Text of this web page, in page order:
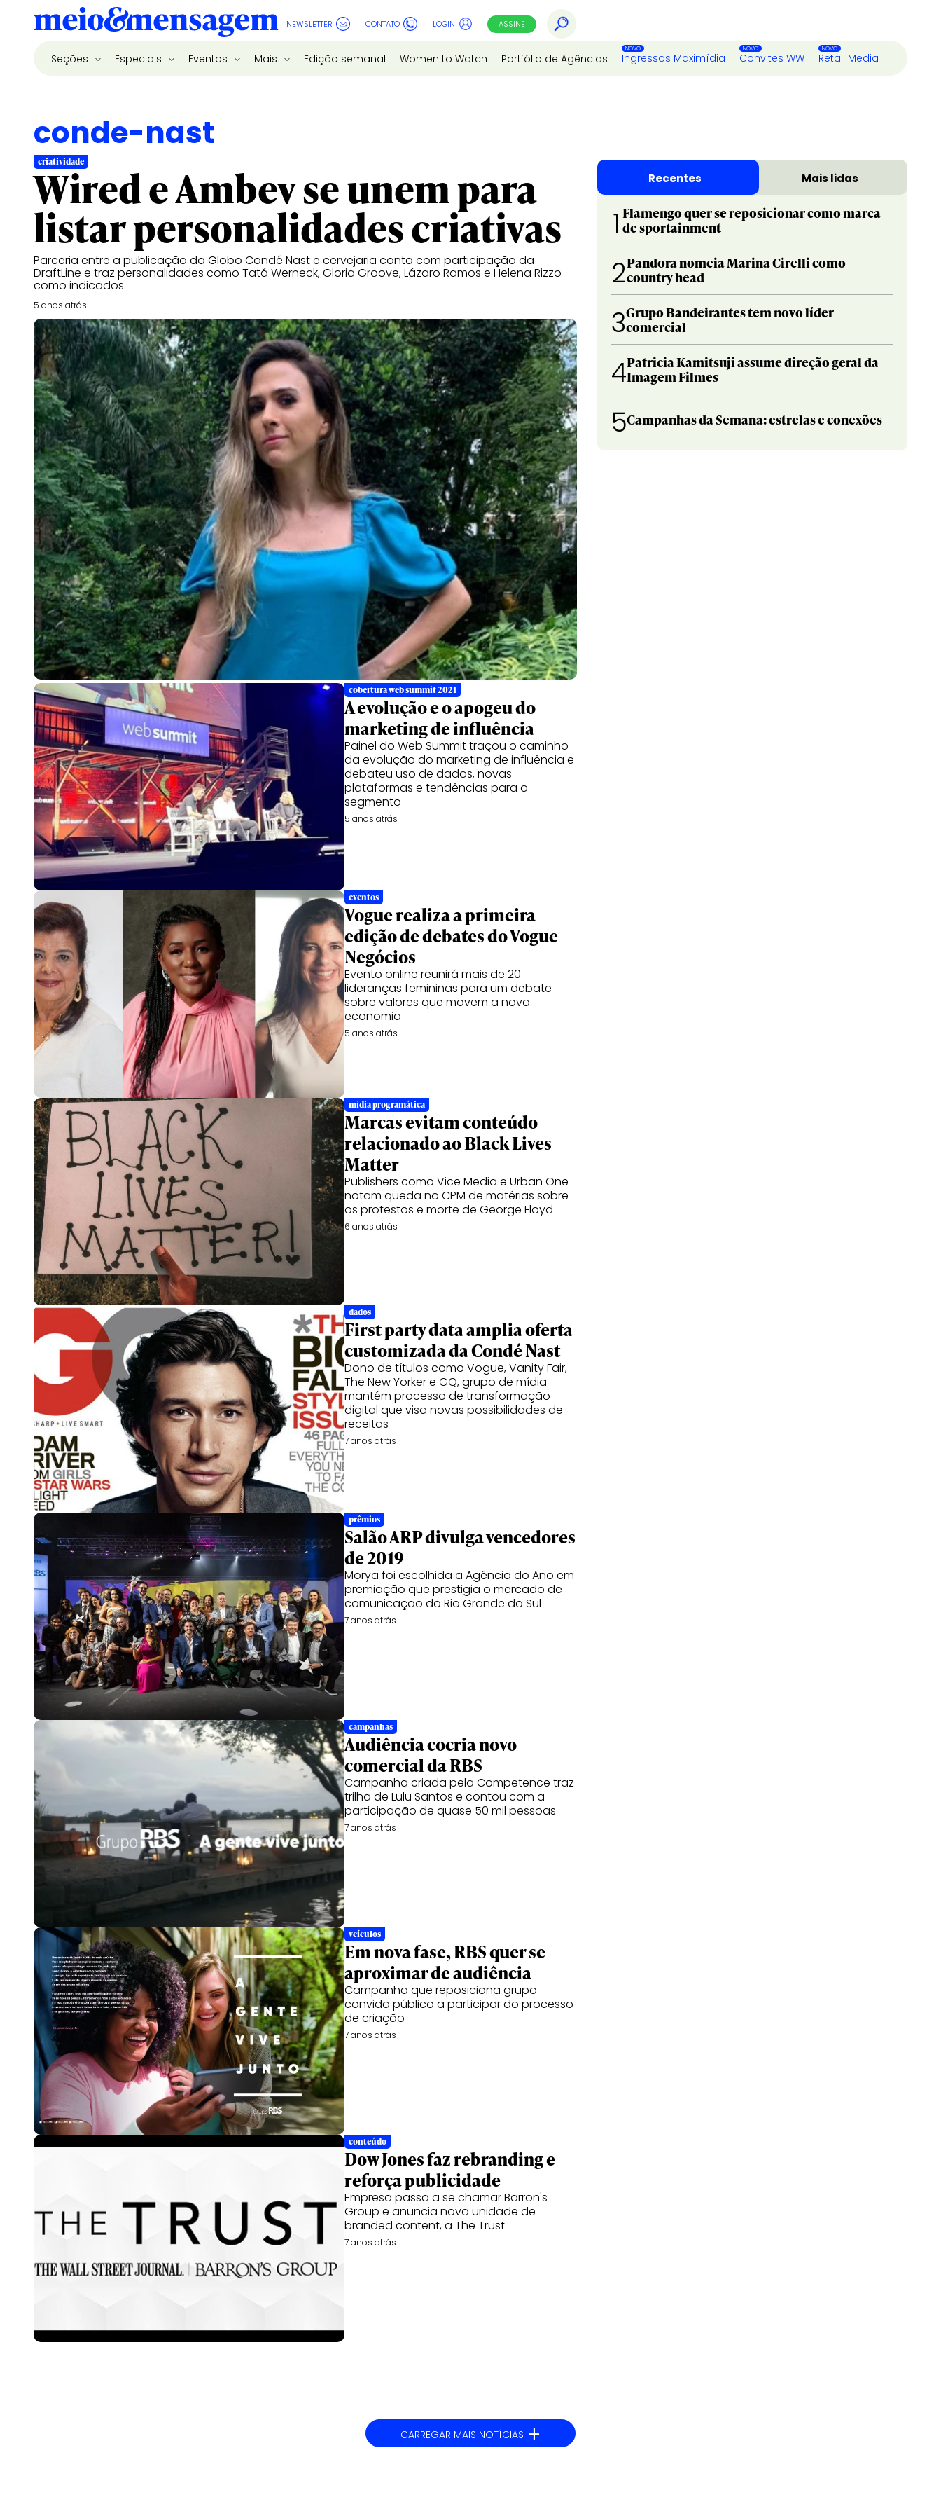
NEWSLETTER CONTATO LOGIN ASSINE
Seções Especiais Eventos Mais Edição semanal Women to Watch Portfólio de Agências Ingressos Maximídia Convites WW Retail Media
conde-nast
criatividade
Wired e Ambev se unem para
listar personalidades criativas
Parceria entre a publicação da Globo Condé Nast e cervejaria conta com participação da
DraftLine e traz personalidades como Tatá Werneck, Gloria Groove, Lázaro Ramos e Helena Rizzo
como indicados
5 anos atrás
cobertura web summit 2021
A evolução e o apogeu do
marketing de influência
Painel do Web Summit traçou o caminho
da evolução do marketing de influência e
debateu uso de dados, novas
plataformas e tendências para o
segmento
5 anos atrás
eventos
Vogue realiza a primeira
edição de debates do Vogue
Negócios
Evento online reunirá mais de 20
lideranças femininas para um debate
sobre valores que movem a nova
economia
5 anos atrás
mídia programática
Marcas evitam conteúdo
relacionado ao Black Lives
Matter
Publishers como Vice Media e Urban One
notam queda no CPM de matérias sobre
os protestos e morte de George Floyd
6 anos atrás
dados
First party data amplia oferta
customizada da Condé Nast
Dono de títulos como Vogue, Vanity Fair,
The New Yorker e GQ, grupo de mídia
mantém processo de transformação
digital que visa novas possibilidades de
receitas
7 anos atrás
prêmios
Salão ARP divulga vencedores
de 2019
Morya foi escolhida a Agência do Ano em
premiação que prestigia o mercado de
comunicação do Rio Grande do Sul
7 anos atrás
campanhas
Audiência cocria novo
comercial da RBS
Campanha criada pela Competence traz
trilha de Lulu Santos e contou com a
participação de quase 50 mil pessoas
7 anos atrás
veículos
Em nova fase, RBS quer se
aproximar de audiência
Campanha que reposiciona grupo
convida público a participar do processo
de criação
7 anos atrás
conteúdo
Dow Jones faz rebranding e
reforça publicidade
Empresa passa a se chamar Barron's
Group e anuncia nova unidade de
branded content, a The Trust
7 anos atrás
Recentes Mais lidas
1 Flamengo quer se reposicionar como marca
de sportainment
2Pandora nomeia Marina Cirelli como
country head
3Grupo Bandeirantes tem novo líder
comercial
4Patricia Kamitsuji assume direção geral da
Imagem Filmes
5Campanhas da Semana: estrelas e conexões
CARREGAR MAIS NOTÍCIAS +